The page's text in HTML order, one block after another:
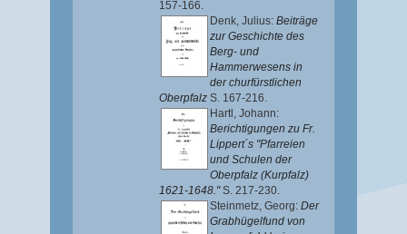
157-166.
Denk, Julius: Beiträge
zur Geschichte des
Berg- und
Hammerwesens in
der churfürstlichen
Oberpfalz S. 167-216.
Hartl, Johann:
Berichtigungen zu Fr.
Lippert´s "Pfarreien
und Schulen der
Oberpfalz (Kurpfalz)
1621-1648."S. 217-230.
Steinmetz, Georg: Der
Grabhügelfund von